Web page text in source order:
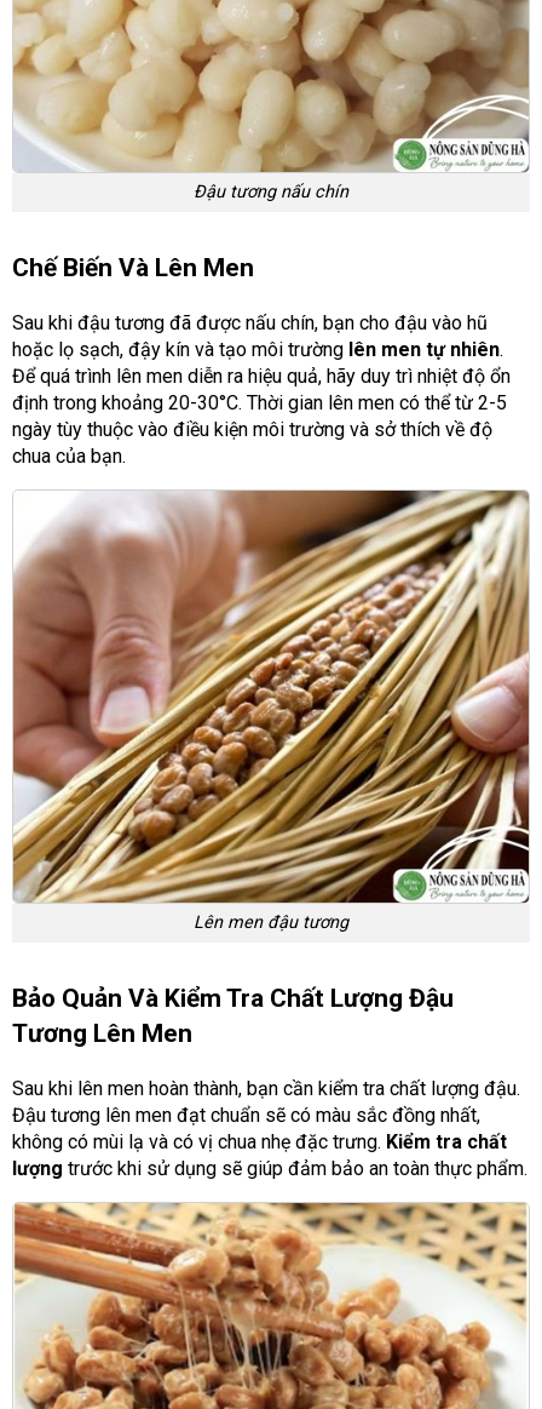
Đậu tương nấu chín
Chế Biến Và Lên Men
Sau khi đậu tương đã được nấu chín, bạn cho đậu vào hũ
hoặc lọ sạch, đậy kín và tạo môi trường lên men tự nhiên.
Để quá trình lên men diễn ra hiệu quả, hãy duy trì nhiệt độ ổn
định trong khoảng 20-30°C. Thời gian lên men có thể từ 2-5
ngày tùy thuộc vào điều kiện môi trường và sở thích về độ
chua của bạn.
Lên men đậu tương
Bảo Quản Và Kiểm Tra Chất Lượng Đậu
Tương Lên Men
Sau khi lên men hoàn thành, bạn cần kiểm tra chất lượng đậu.
Đậu tương lên men đạt chuẩn sẽ có màu sắc đồng nhất,
không có mùi lạ và có vị chua nhẹ đặc trưng. Kiểm tra chất
lượng trước khi sử dụng sẽ giúp đảm bảo an toàn thực phẩm.